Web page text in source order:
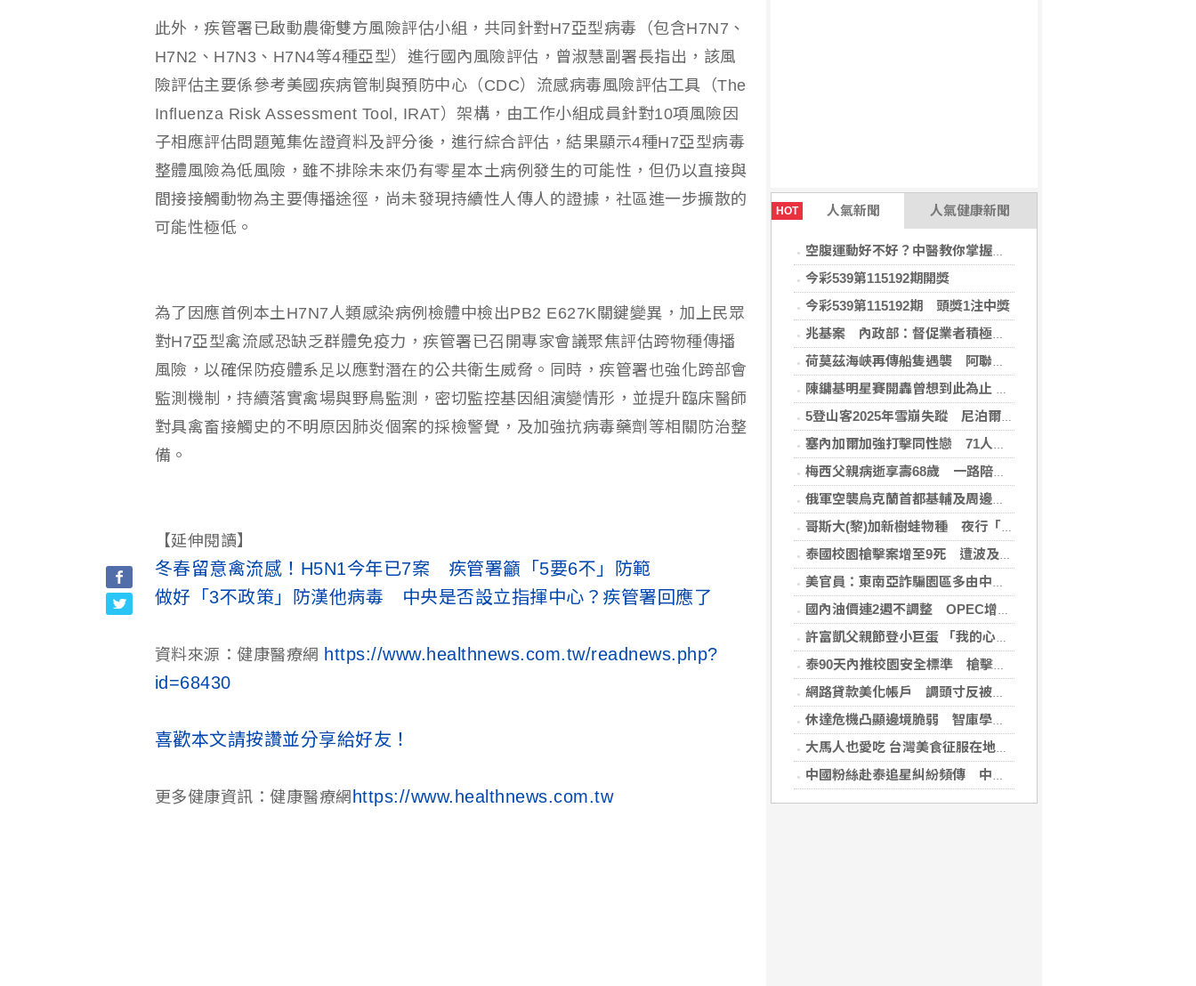
HOT 人氣新聞 人氣健康新聞
空腹運動好不好？中醫教你掌握最佳運動時機
今彩539第115192期開獎
今彩539第115192期 頭獎1注中獎
兆基案 內政部：督促業者積極履約或轉讓契約
荷莫茲海峽再傳船隻遇襲 阿聯控伊朗攻擊國營油輪
陳鏞基明星賽開轟曾想到此為止 轉念享受引退年比賽
5登山客2025年雪崩失蹤 尼泊爾救難隊尋獲遺體
塞內加爾加強打擊同性戀 71人遭控「違反自然行為」
梅西父親病逝享壽68歲 一路陪伴兒子闖蕩足壇
俄軍空襲烏克蘭首都基輔及周邊區域 造成4人喪命
哥斯大(黎)加新樹蛙物種 夜行「咖啡蛙」體長不到4公分
泰國校園槍擊案增至9死 遭波及12歲女童不治
美官員：東南亞詐騙園區多由中國背景跨國犯罪組織主導
國內油價連2週不調整 OPEC增產國際油價跌
許富凱父親節登小巨蛋 「我的心肝寶貝」思念爸爸
泰90天內推校園安全標準 槍擊案後全國加強心理篩檢
網路貸款美化帳戶 調頭寸反被當成洗錢人頭帳戶
休達危機凸顯邊境脆弱 智庫學者籲建立歐盟統一方案
大馬人也愛吃 台灣美食征服在地味蕾
中國粉絲赴泰追星糾紛頻傳 中國駐泰使館籲文明守法
此外，疾管署已啟動農衛雙方風險評估小組，共同針對H7亞型病毒（包含H7N7、
H7N2、H7N3、H7N4等4種亞型）進行國內風險評估，曾淑慧副署長指出，該風
險評估主要係參考美國疾病管制與預防中心（CDC）流感病毒風險評估工具（The
Influenza Risk Assessment Tool, IRAT）架構，由工作小組成員針對10項風險因
子相應評估問題蒐集佐證資料及評分後，進行綜合評估，結果顯示4種H7亞型病毒
整體風險為低風險，雖不排除未來仍有零星本土病例發生的可能性，但仍以直接與
間接接觸動物為主要傳播途徑，尚未發現持續性人傳人的證據，社區進一步擴散的
可能性極低。
為了因應首例本土H7N7人類感染病例檢體中檢出PB2 E627K關鍵變異，加上民眾
對H7亞型禽流感恐缺乏群體免疫力，疾管署已召開專家會議聚焦評估跨物種傳播
風險，以確保防疫體系⾜以應對潛在的公共衛生威脅。同時，疾管署也強化跨部會
監測機制，持續落實禽場與野鳥監測，密切監控基因組演變情形，並提升臨床醫師
對具禽畜接觸史的不明原因肺炎個案的採檢警覺，及加強抗病毒藥劑等相關防治整
備。
【延伸閱讀】
冬春留意禽流感！H5N1今年已7案 疾管署籲「5要6不」防範
做好「3不政策」防漢他病毒 中央是否設立指揮中心？疾管署回應了
資料來源：健康醫療網 https://www.healthnews.com.tw/readnews.php?
id=68430
喜歡本文請按讚並分享給好友！
更多健康資訊：健康醫療網 https://www.healthnews.com.tw